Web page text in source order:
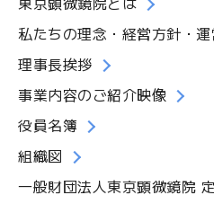
私たちの理念・経営方針・
理事長挨拶
事業内容のご紹介映像
役員名簿
組織図
一般財団法人東京顕微鏡院